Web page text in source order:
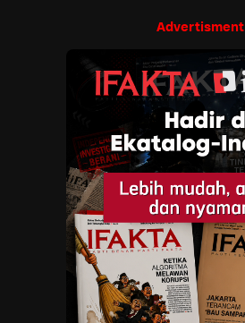
Advertisment